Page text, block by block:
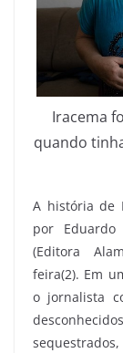
Iracema
quando
A história de
por
(Editora
feira(2). Em
o jornalista